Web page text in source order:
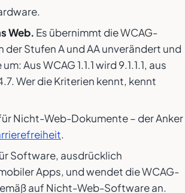
Web. Es übernimmt die WCAG-
der Stufen A und AA unverändert und
Aus WCAG 1.1.1 wird 9.1.1.1, aus
Wer die Kriterien kennt, kennt
Nicht-Web-Dokumente – der Anker
.
Software, ausdrücklich
Apps, und wendet die WCAG-
auf Nicht-Web-Software an.